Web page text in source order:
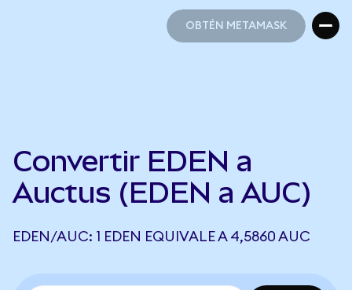
OBTÉN METAMASK
Convertir EDEN a
Auctus (EDEN a AUC)
EDEN/AUC: 1 EDEN EQUIVALE A 4,5860 AUC